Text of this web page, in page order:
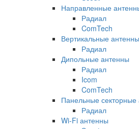
Направленные
Радиал
ComTech
Вертикальные антенны
Радиал
Дипольные антенны
Радиал
Icom
ComTech
Панельные секторные
Радиал
Wi-Fi антенны